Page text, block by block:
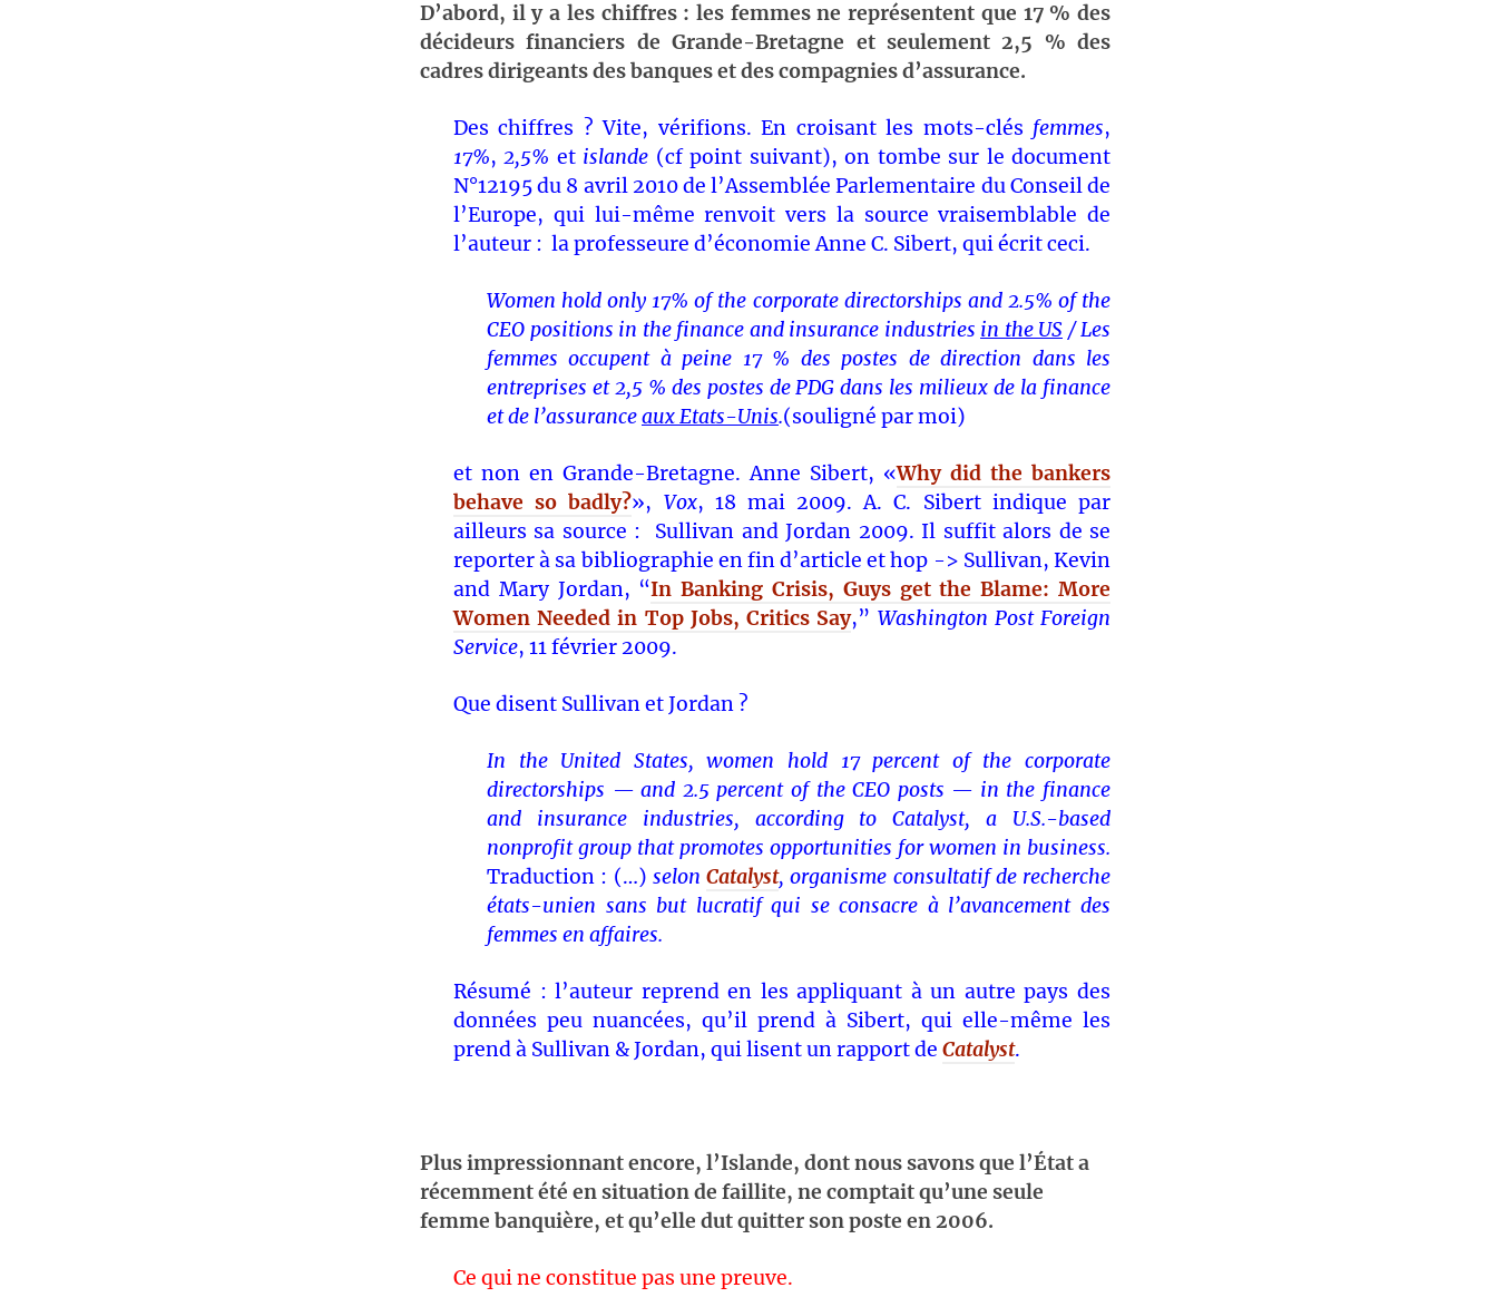
D’abord, il y a les chiffres : les femmes ne représentent que 17 % des
décideurs financiers de Grande-Bretagne et seulement 2,5 % des
cadres dirigeants des banques et des compagnies d’assurance.
Des chiffres ? Vite, vérifions. En croisant les mots-clés femmes,
17%,2,5% et islande (cf point suivant), on tombe sur le document
N°12195 du 8 avril 2010 de l’Assemblée Parlementaire du Conseil de
l’Europe, qui lui-même renvoit vers la source vraisemblable de
l’auteur : la professeure d’économie Anne C. Sibert, qui écrit ceci.
Women hold only 17% of the corporate directorships and 2.5% of the
CEO positions in the finance and insurance industries in the US / Les
femmes occupent à peine 17 % des postes de direction dans les
entreprises et 2,5 % des postes de PDG dans les milieux de la finance
et de l’assuranceaux Etats-Unis.(souligné par moi)
et non en Grande-Bretagne. Anne Sibert, «Why did the bankers
behave so badly?», Vox, 18 mai 2009. A. C. Sibert indique par
ailleurs sa source : Sullivan and Jordan 2009. Il suffit alors de se
reporter à sa bibliographie en fin d’article et hop -> Sullivan, Kevin
and Mary Jordan, “In Banking Crisis, Guys get the Blame: More
Women Needed in Top Jobs, Critics Say,” Washington Post Foreign
Service, 11 février 2009.
Que disent Sullivan et Jordan ?
In the United States, women hold 17 percent of the corporate
directorships — and 2.5 percent of the CEO posts — in the finance
and insurance industries, according to Catalyst, a U.S.-based
nonprofit group that promotes opportunities for women in business.
Traduction : (…) selon Catalyst, organisme consultatif de recherche
états-unien sans but lucratif qui se consacre à l’avancement des
femmes en affaires.
Résumé : l’auteur reprend en les appliquant à un autre pays des
données peu nuancées, qu’il prend à Sibert, qui elle-même les
prend à Sullivan & Jordan, qui lisent un rapport de Catalyst.
Plus impressionnant encore, l’Islande, dont nous savons que l’État a
récemment été en situation de faillite, ne comptait qu’une seule
femme banquière, et qu’elle dut quitter son poste en 2006.
Ce qui ne constitue pas une preuve.